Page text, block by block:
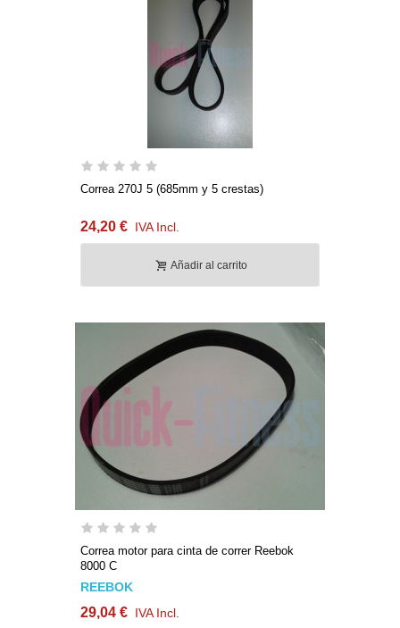
Correa 270J 5 (685mm y 5 crestas)
24,20 € IVA Incl.
Añadir al carrito
Correa motor para cinta de correr Reebok
8000 C
REEBOK
29,04 € IVA Incl.